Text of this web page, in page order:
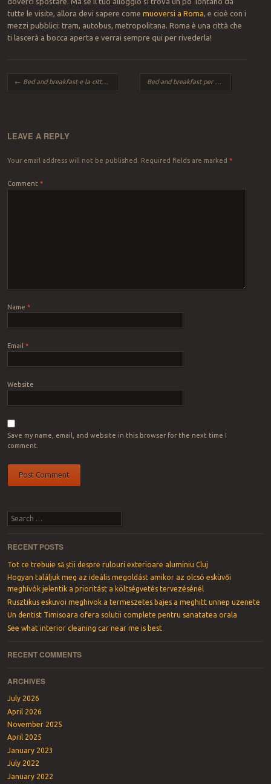
tutte le visite, allora devi sapere come muoversi a Roma , e cioè con i
mezzi pubblici: tram, autobus, metropolitana. Roma è una città che
ti lascerà a bocca aperta e verrai sempre qui per rivederla!
Post navigation
← Bed and breakfast e la città eterna
LEAVE A REPLY
Your email address will not be published. Required fields are marked *
Comment *
Name *
Email *
Website
Save my name, email, and website in this browser for the next time I
comment.
Search
RECENT POSTS
Tot ce trebuie să știi despre rulouri exterioare aluminiu Cluj
Hogyan találjuk meg az ideális megoldást amikor az olcsó esküvői
meghívók jelentik a prioritást a költségvetés tervezésénél
Rusztikus eskuvoi meghivok a termeszetes bajes a meghitt unnep uzenete
Un dentist Timisoara ofera solutii complete pentru sanatatea orala
See what interior cleaning car near me is best
RECENT COMMENTS
ARCHIVES
July 2026
April 2026
November 2025
April 2025
January 2023
July 2022
January 2022